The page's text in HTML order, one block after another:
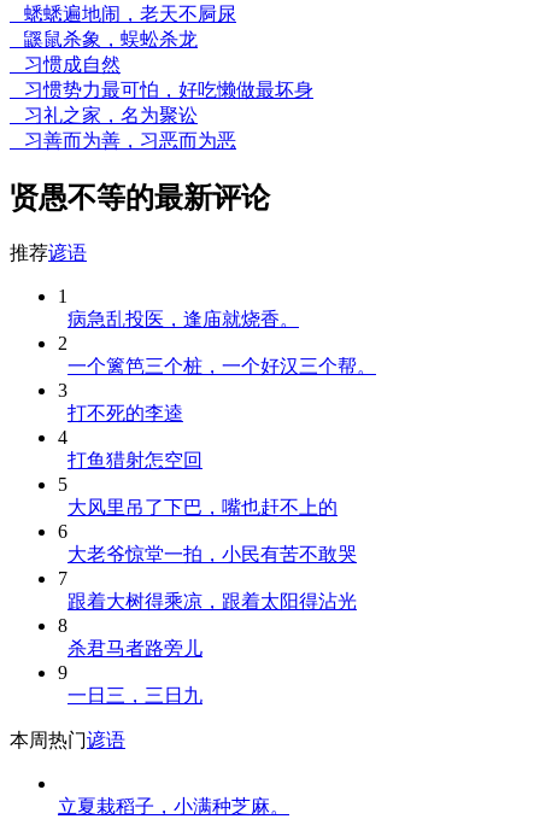
蟋蟋遍地闹，老天不屙尿
鼷鼠杀象，蜈蚣杀龙
习惯成自然
习惯势力最可怕，好吃懒做最坏身
习礼之家，名为聚讼
习善而为善，习恶而为恶
贤愚不等的最新评论
推荐谚语
1
病急乱投医，逢庙就烧香。
2
一个篱笆三个桩，一个好汉三个帮。
3
打不死的李逵
4
打鱼猎射怎空回
5
大风里吊了下巴，嘴也赶不上的
6
大老爷惊堂一拍，小民有苦不敢哭
7
跟着大树得乘凉，跟着太阳得沾光
8
杀君马者路旁儿
9
一日三，三日九
本周热门谚语
立夏栽稻子，小满种芝麻。